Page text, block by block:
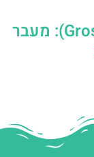
פסגת גרוסגלוקנר (Grossglockner): מעבר